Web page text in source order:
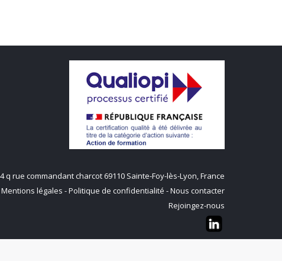
q rue commandant charcot 69110 Sainte-Foy-lès-Lyon, France
Mentions légales -Politique de confidentialité -Nous contacter
Rejoingez-nous